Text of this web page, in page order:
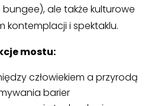
ale także kulturowe
kontemplacji i spektaklu.
mostu:
człowiekiem a przyrodą
barier